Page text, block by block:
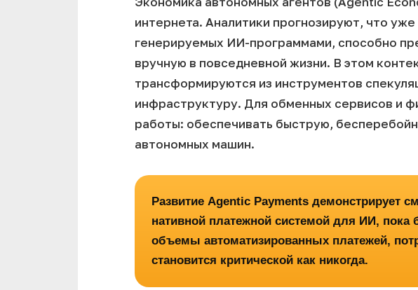
интернета. Аналитики прогнозируют, что
генерируемых ИИ-программами, способно
вручную в повседневной жизни. В этом
трансформируются из инструментов
инфраструктуру. Для обменных сервисов и
работы: обеспечивать быструю,
автономных машин.
Развитие Agentic Payments демонстрирует
нативной платежной системой для ИИ, пока
объемы автоматизированных платежей,
становится критической как никогда.